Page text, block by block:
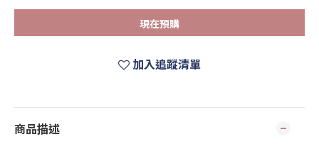
現在預購
加入追蹤清單
商品描述